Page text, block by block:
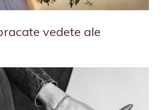
vedete ale